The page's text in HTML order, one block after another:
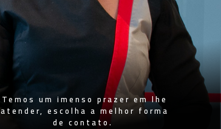
Temos um imenso prazer em lhe
atender, escolha a melhor forma
de contato.